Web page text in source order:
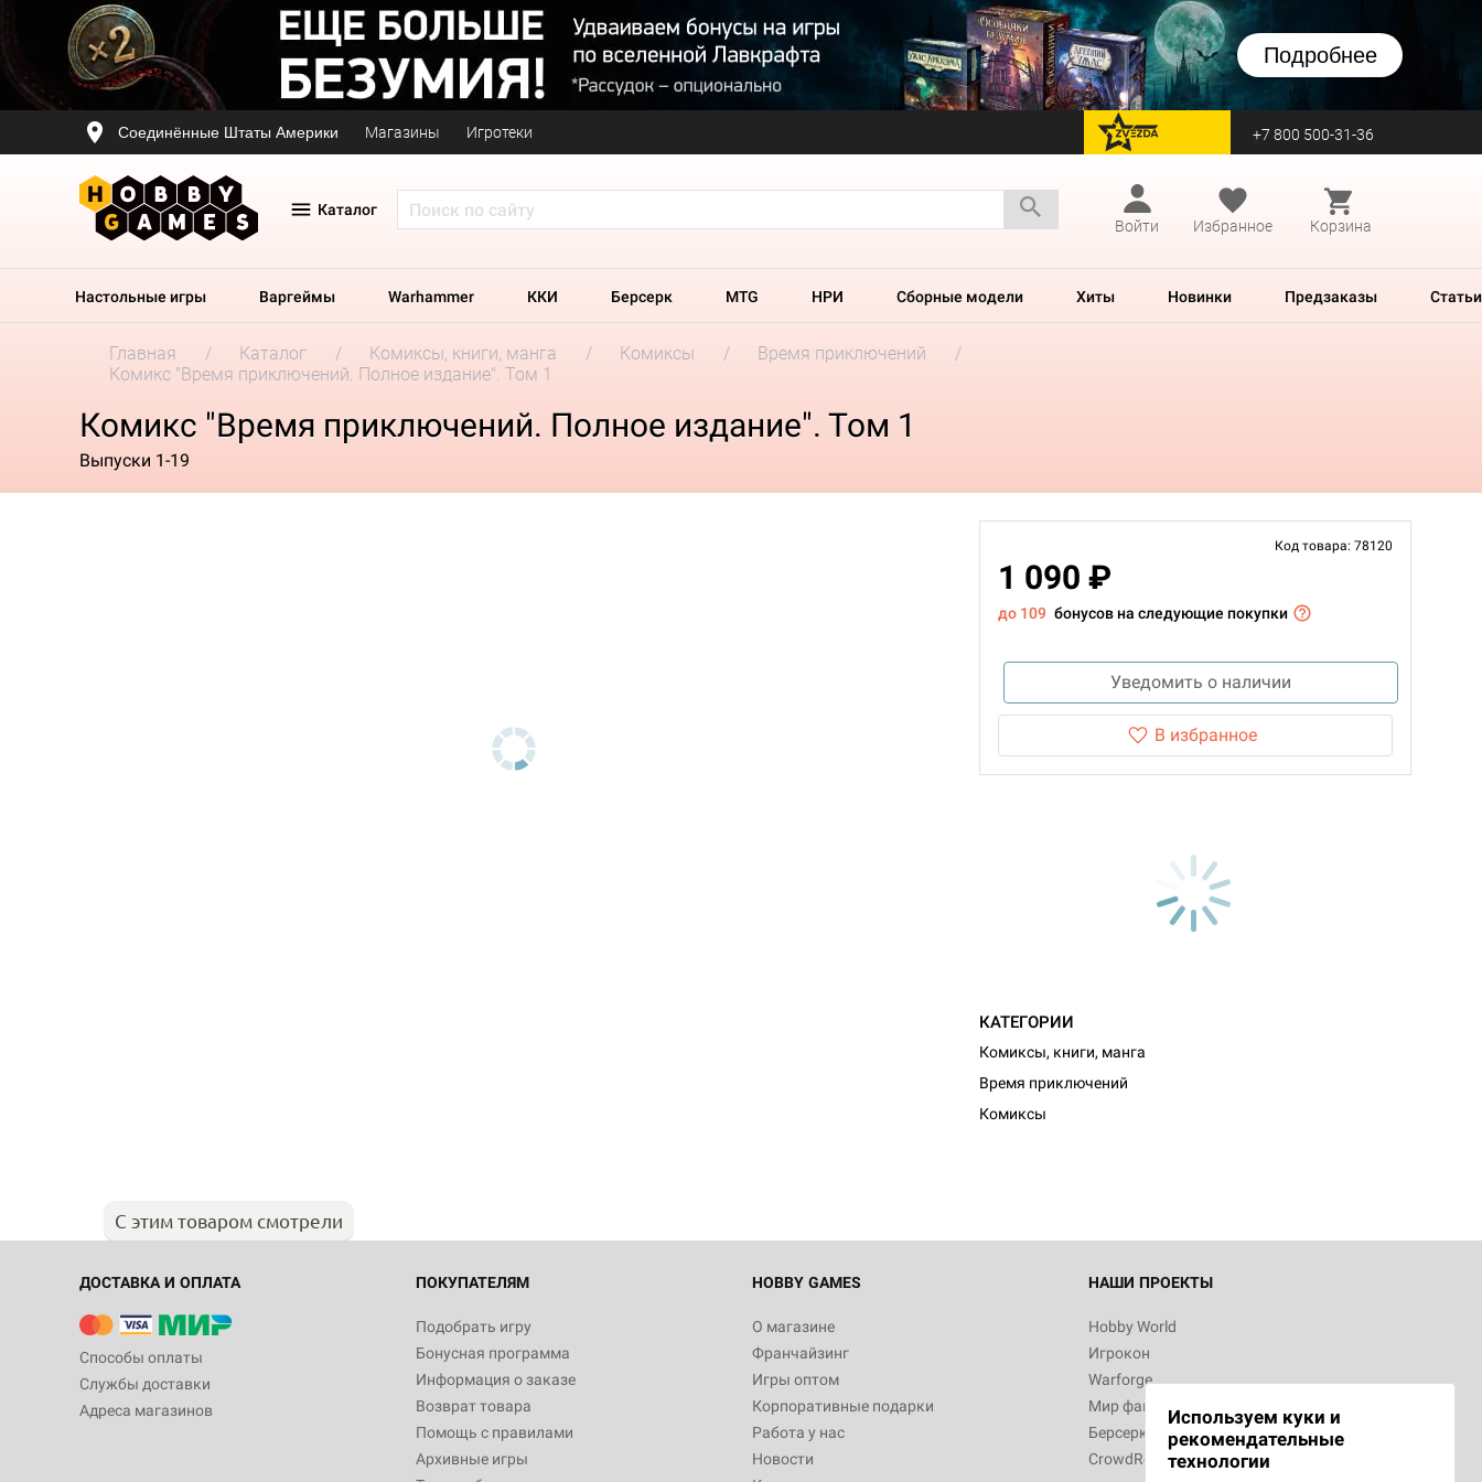
Подробнее
Соединённые Штаты Америки Магазины Игротеки перейти на Zvezda +7 800 500-31-36
Каталог
Войти
Избранное Корзина
Настольные игры Варгеймы Warhammer ККИ Берсерк MTG НРИ Сборные модели Хиты Новинки Предзаказы Статьи
Главная Каталог Комиксы, книги, манга Комиксы
Время приключений
Комикс "Время приключений. Полное издание". Том 1
Комикс "Время приключений. Полное издание". Том 1
Выпуски 1-19
Код товара: 78120
1 090 ₽
до 109 бонусов на следующие покупки
Уведомить о наличии
В избранное
КАТЕГОРИИ
Комиксы, книги, манга
Время приключений
Комиксы
С этим товаром смотрели
ДОСТАВКА И ОПЛАТА
Способы оплаты
Службы доставки
Адреса магазинов
ПОКУПАТЕЛЯМ
Подобрать игру
Бонусная программа
Информация о заказе
Возврат товара
Помощь с правилами
Архивные игры
HOBBY GAMES
О магазине
Франчайзинг
Игры оптом
Корпоративные подарки
Работа у нас
Новости
НАШИ ПРОЕКТЫ
Hobby World
Игрокон
Warforge
Мир фантастики
Берсерк
CrowdRepublic
Используем куки и
рекомендательные
технологии